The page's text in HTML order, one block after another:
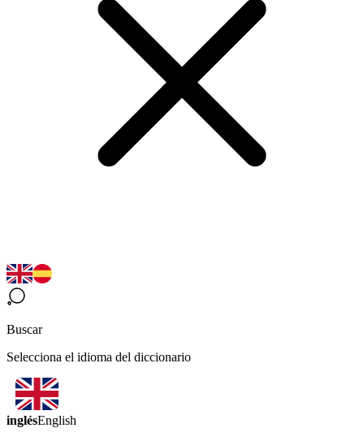
Buscar
Selecciona el idioma del diccionario
inglésEnglish